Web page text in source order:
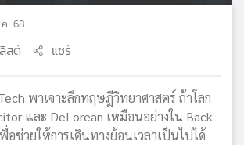
. 68
สต์ แชร์
พาเจาะลึกทฤษฎีวิทยาศาสตร์ ถ้าโลก
และ DeLorean เหมือนอย่างใน Back
อช่วยให้การเดินทางย้อนเวลาเป็นไปได้